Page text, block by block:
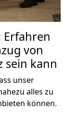
Erfahren
von
sein kann
unser
alles zu
können.